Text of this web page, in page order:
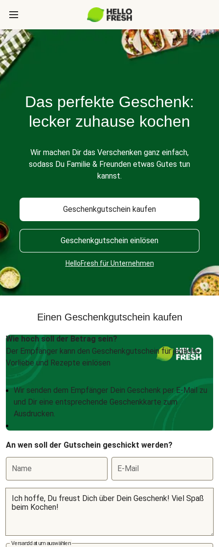
Das perfekte Geschenk:
lecker zuhause kochen
Wir machen Dir das Verschenken ganz einfach,
sodass Du Familie & Freunden etwas Gutes tun
kannst.
Geschenkgutschein kaufen
Geschenkgutschein einlösen
HelloFresh für Unternehmen
Einen Geschenkgutschein kaufen
Wie hoch soll der Betrag sein?
Der Empfänger kann den Geschenkgutschein für jegliche
Vorliebe und Rezepte einlösen
Wir senden dem Empfänger Dein Geschenk per E-Mail zu
und Dir eine entsprechende Geschenkkarte zum
Ausdrucken.
An wen soll der Gutschein geschickt werden?
Name E-Mail
Versanddatum auswählen